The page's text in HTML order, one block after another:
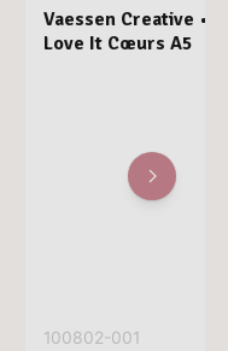
Vaessen Creative •
Love It Cœurs A5
100802-001